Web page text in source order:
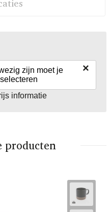
zijn moet je
×
informatie
producten